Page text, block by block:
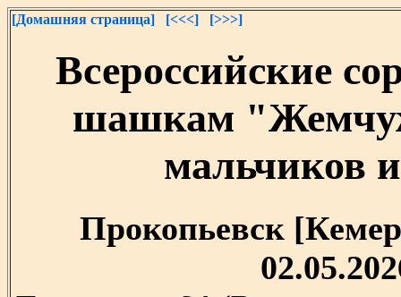
[Домашняя страница] [<<<] [>>>]
Всероссийские
шашкам
мальчиков
Прокопьевск